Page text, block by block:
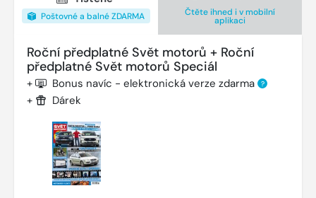
Poštovné a balné ZDARMA Čtěte ihned i v mobilní
aplikaci
Roční předplatné Svět motorů + Roční
předplatné Svět motorů Speciál
+ Bonus navíc - elektronická verze zdarma ?
+ Dárek